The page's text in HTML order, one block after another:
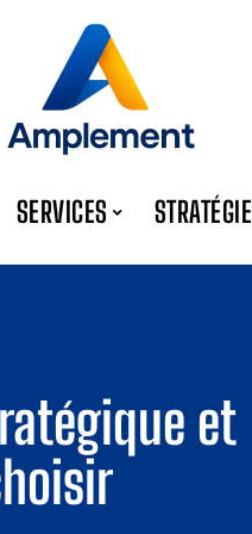
SERVICES STRATÉGIE
et